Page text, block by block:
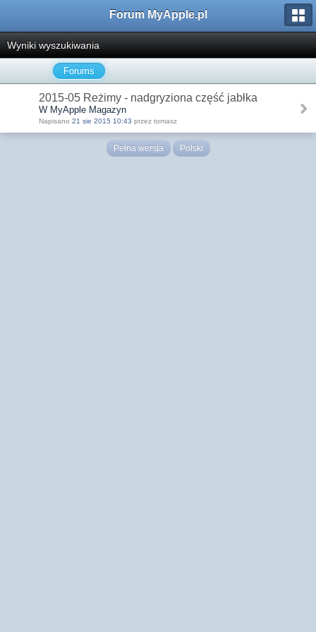
Forum MyApple.pl
Wyniki wyszukiwania
Forums
2015-05 Reżimy - nadgryziona część jabłka
W MyApple Magazyn
Napisano 21 sie 2015 10:43 przez tomasz
Pełna wersja Polski